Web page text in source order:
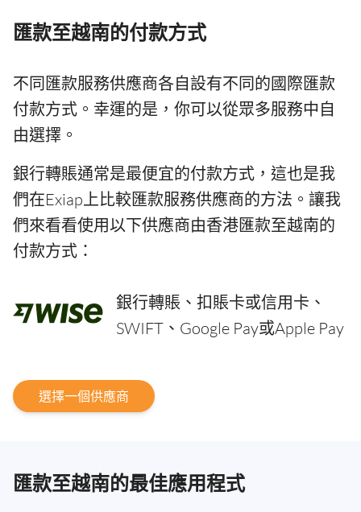
匯款至越南的付款方式
不同匯款服務供應商各自設有不同的國際匯款
付款方式。幸運的是，你可以從眾多服務中自
由選擇。
銀行轉賬通常是最便宜的付款方式，這也是我
們在Exiap上比較匯款服務供應商的方法。讓我
們來看看使用以下供應商由香港匯款至越南的
付款方式：
銀行轉賬、扣賬卡或信用卡、
SWIFT、Google Pay或Apple Pay
選擇一個供應商
匯款至越南的最佳應用程式